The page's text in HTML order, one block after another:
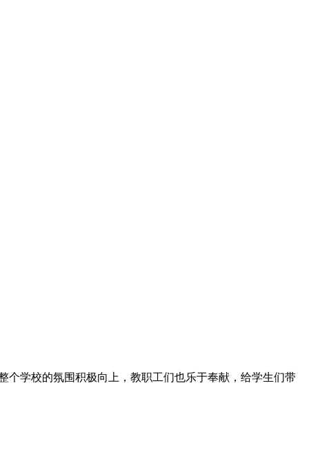
学校的氛围积极向上，教职工们也乐于奉献，给学生们带